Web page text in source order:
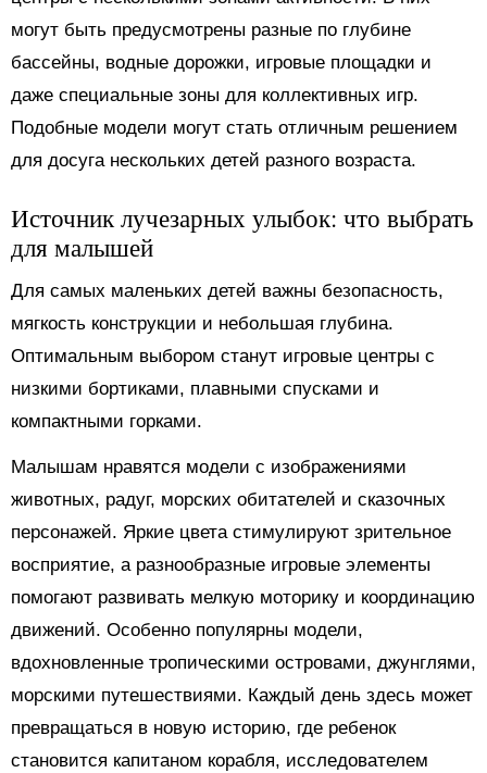
могут быть предусмотрены разные по глубине
бассейны, водные дорожки, игровые площадки и
даже специальные зоны для коллективных игр.
Подобные модели могут стать отличным решением
для досуга нескольких детей разного возраста.
Источник лучезарных улыбок: что выбрать
для малышей
Для самых маленьких детей важны безопасность,
мягкость конструкции и небольшая глубина.
Оптимальным выбором станут игровые центры с
низкими бортиками, плавными спусками и
компактными горками.
Малышам нравятся модели с изображениями
животных, радуг, морских обитателей и сказочных
персонажей. Яркие цвета стимулируют зрительное
восприятие, а разнообразные игровые элементы
помогают развивать мелкую моторику и координацию
движений. Особенно популярны модели,
вдохновленные тропическими островами, джунглями,
морскими путешествиями. Каждый день здесь может
превращаться в новую историю, где ребенок
становится капитаном корабля, исследователем